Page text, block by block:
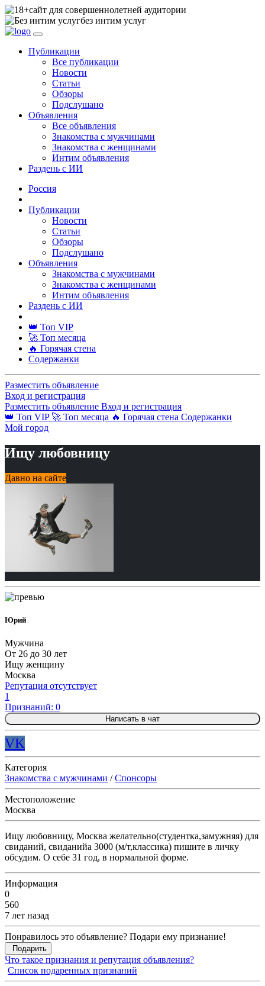
сайт для совершеннолетней аудитории
без интим услуг
Публикации
Все публикации
Новости
Статьи
Обзоры
Подслушано
Объявления
Все объявления
Знакомства с мужчинами
Знакомства с женщинами
Интим объявления
Раздень с ИИ
Россия
Публикации
Новости
Статьи
Обзоры
Подслушано
Объявления
Знакомства с мужчинами
Знакомства с женщинами
Интим объявления
Раздень с ИИ
👑 Топ VIP
🚀 Топ месяца
🔥 Горячая стена
Содержанки
Разместить объявление
Вход и регистрация
Разместить объявление Вход и регистрация
👑 Топ VIP 🚀 Топ месяца 🔥 Горячая стена Содержанки
Мой город
Ищу любовницу
Давно на сайте
Юрий
Мужчина
От 26 до 30 лет
Ищу женщину
Москва
Репутация отсутствует
1
Признаний: 0
Написать в чат
VK
Категория
Знакомства с мужчинами /Спонсоры
Местоположение
Москва
Ищу любовницу, Москва желательно(студентка,замужняя) для
свиданий, свиданийа 3000 (м/т,классика) пишите в личку
обсудим. О себе 31 год, в нормальной форме.
Информация
0
560
7 лет назад
Понравилось это объявление? Подари ему признание!
Подарить
Что такое признания и репутация объявления?
Список подаренных признаний